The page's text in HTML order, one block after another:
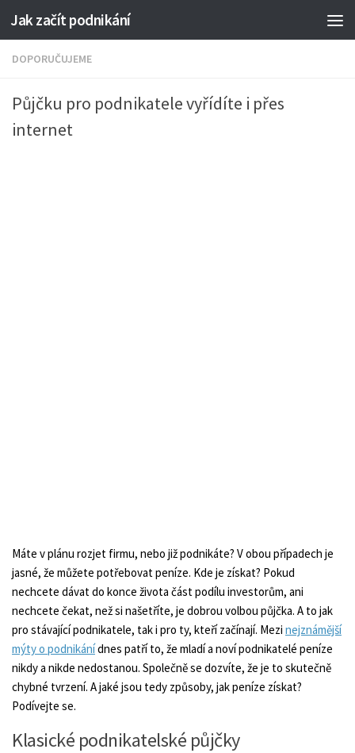
Jak začít podnikání
DOPORUČUJEME
Půjčku pro podnikatele vyřídíte i přes
internet
Máte v plánu rozjet firmu, nebo již podnikáte? V obou případech je
jasné, že můžete potřebovat peníze. Kde je získat? Pokud
nechcete dávat do konce života část podílu investorům, ani
nechcete čekat, než si našetříte, je dobrou volbou půjčka. A to jak
pro stávající podnikatele, tak i pro ty, kteří začínají. Mezi nejznámější
mýty o podnikánídnes patří to, že mladí a noví podnikatelé peníze
nikdy a nikde nedostanou. Společně se dozvíte, že je to skutečně
chybné tvrzení. A jaké jsou tedy způsoby, jak peníze získat?
Podívejte se.
Klasické podnikatelské půjčky